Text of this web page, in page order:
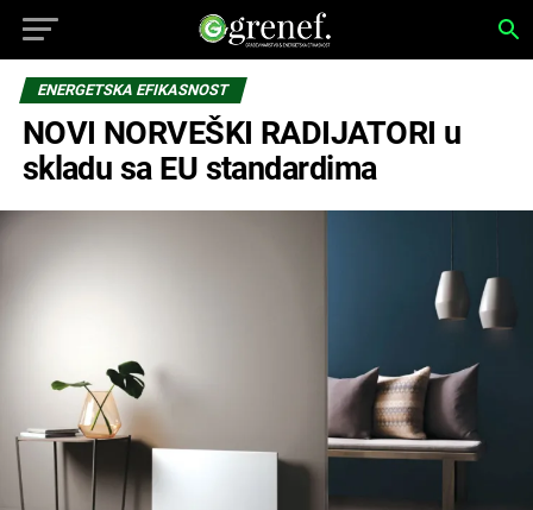
ENERGETSKA EFIKASNOST
NOVI NORVEŠKI RADIJATORI u
skladu sa EU standardima